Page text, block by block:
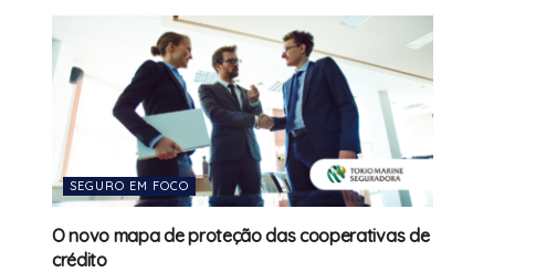
SEGURO EM FOCO
O novo mapa de proteção das cooperativas de
crédito